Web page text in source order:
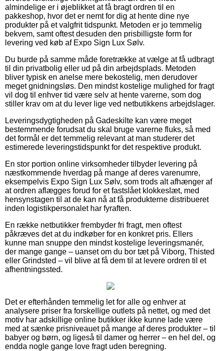
almindelige er i øjeblikket at få bragt ordren til en
pakkeshop, hvor det er nemt for dig at hente dine nye
produkter på et valgfrit tidspunkt. Metoden er jo temmelig
bekvem, samt oftest desuden den prisbilligste form for
levering ved køb af Expo Sign Lux Sølv.
Du burde på samme måde foretrække at vælge at få udbragt
til din privatbolig eller ud på din arbejdsplads. Metoden
bliver typisk en anelse mere bekostelig, men derudover
meget gnidningsløs. Den mindst kostelige mulighed for fragt
vil dog til enhver tid være selv at hente varerne, som dog
stiller krav om at du lever lige ved netbutikkens arbejdslager.
Leveringsdygtigheden på Gadeskilte kan være meget
bestemmende forudsat du skal bruge varerne fluks, så med
det formål er det temmelig relevant at man studerer det
estimerede leveringstidspunkt for det respektive produkt.
En stor portion online virksomheder tilbyder levering på
næstkommende hverdag på mange af deres varenumre,
eksempelvis Expo Sign Lux Sølv, som trods alt afhænger af
at ordren aflægges forud for et fastslået klokkeslæt, med
hensynstagen til at de kan nå at få produkterne distribueret
inden logistikpersonalet har fyraften.
En række netbutikker frembyder fri fragt, men oftest
påkræves det at du indkøber for en konkret pris. Ellers
kunne man snuppe den mindst kostelige leveringsmanér,
der mange gange – uanset om du bor tæt på Viborg, Thisted
eller Grindsted – vil blive at få dem til at levere ordren til et
afhentningssted.
Det er efterhånden temmelig let for alle og enhver at
analysere priser fra forskellige outlets på nettet, og med det
motiv har adskillige online butikker ikke kunne lade være
med at sænke prisniveauet på mange af deres produkter – til
babyer og børn, og ligeså til damer og herrer – en hel del, og
endda nogle gange love fragt uden beregning.